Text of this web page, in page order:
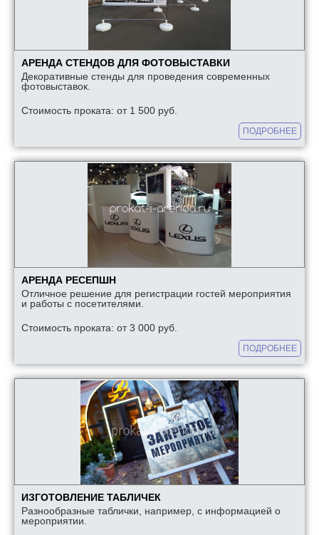
АРЕНДА СТЕНДОВ ДЛЯ ФОТОВЫСТАВКИ
Декоративные стенды для проведения современных
фотовыставок.
Стоимость проката: от 1 500 руб.
ПОДРОБНЕЕ
АРЕНДА РЕСЕПШН
Отличное решение для регистрации гостей мероприятия
и работы с посетителями.
Стоимость проката: от 3 000 руб.
ПОДРОБНЕЕ
ИЗГОТОВЛЕНИЕ ТАБЛИЧЕК
Разнообразные таблички, например, с информацией о
мероприятии.